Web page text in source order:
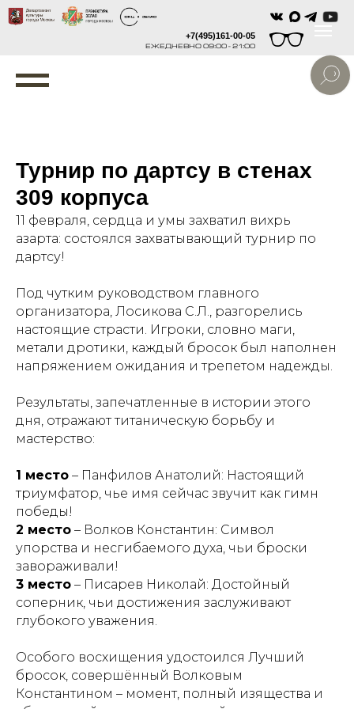
+7(495)161-00-05
ЕЖЕДНЕВНО 09:00 - 21:00
Турнир по дартсу в стенах
309 корпуса
11 февраля, сердца и умы захватил вихрь
азарта: состоялся захватывающий турнир по
дартсу!
Под чутким руководством главного
организатора, Лосикова С.Л., разгорелись
настоящие страсти. Игроки, словно маги,
метали дротики, каждый бросок был наполнен
напряжением ожидания и трепетом надежды.
Результаты, запечатленные в истории этого
дня, отражают титаническую борьбу и
мастерство:
1 место – Панфилов Анатолий: Настоящий
триумфатор, чье имя сейчас звучит как гимн
победы!
2 место – Волков Константин: Символ
упорства и несгибаемого духа, чьи броски
завораживали!
3 место – Писарев Николай: Достойный
соперник, чьи достижения заслуживают
глубокого уважения.
Особого восхищения удостоился Лучший
бросок, совершённый Волковым
Константином – момент, полный изящества и